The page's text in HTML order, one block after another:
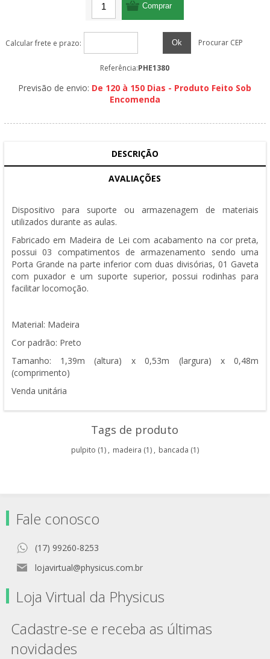
Calcular frete e prazo: Ok Procurar CEP
Referência:PHE1380
Previsão de envio: De 120 à 150 Dias - Produto Feito Sob
Encomenda
DESCRIÇÃO
AVALIAÇÕES
Dispositivo para suporte ou armazenagem de materiais
utilizados durante as aulas.
Fabricado em Madeira de Lei com acabamento na cor preta,
possui 03 compatimentos de armazenamento sendo uma
Porta Grande na parte inferior com duas divisórias, 01 Gaveta
com puxador e um suporte superior, possui rodinhas para
facilitar locomoção.
Material: Madeira
Cor padrão: Preto
Tamanho: 1,39m (altura) x 0,53m (largura) x 0,48m
(comprimento)
Venda unitária
Tags de produto
pulpito (1) , madeira (1) , bancada (1)
Fale conosco
(17) 99260-8253
lojavirtual@physicus.com.br
Loja Virtual da Physicus
Cadastre-se e receba as últimas
novidades